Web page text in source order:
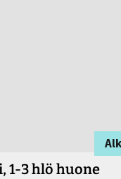
1-3 hlö huone